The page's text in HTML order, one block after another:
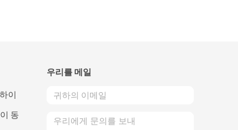
이
동
우리를 메일